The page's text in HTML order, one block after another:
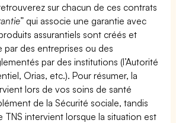
sur chacun de ces contrats
” qui associe une garantie avec
assurantiels sont créés et
par des entreprises ou des
par des institutions (l’Autorité
Orias, etc.). Pour résumer, la
lors de vos soins de santé
de la Sécurité sociale, tandis
TNS intervient lorsque la situation est